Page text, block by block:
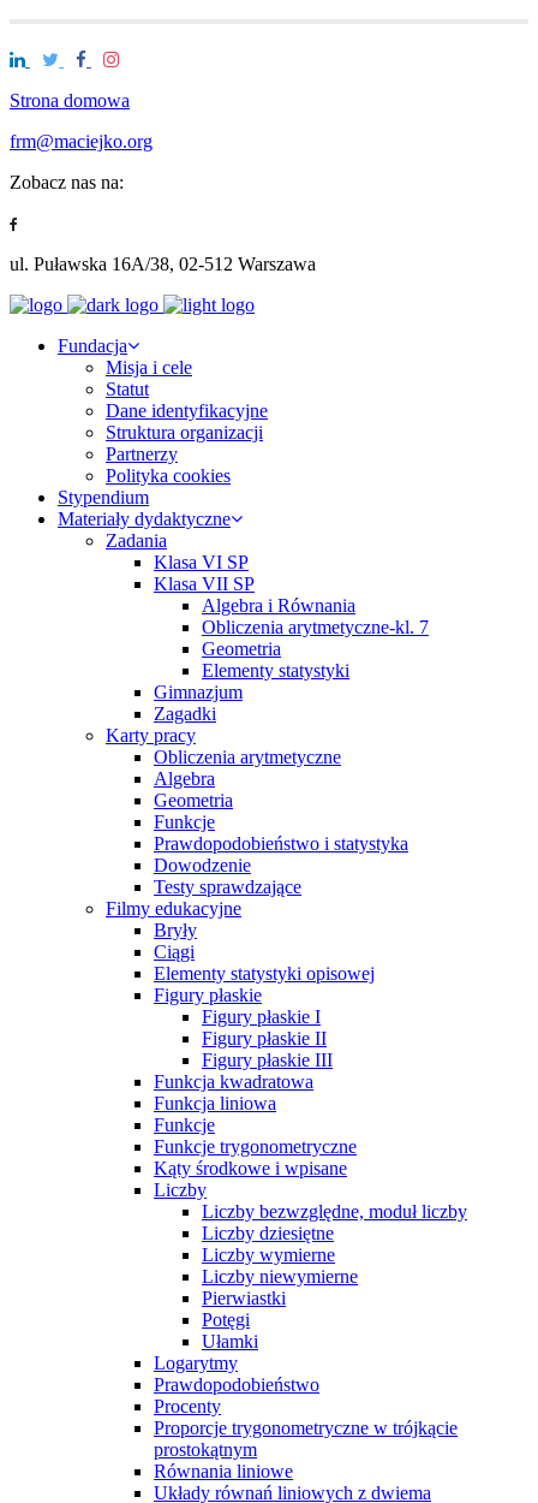
Strona domowa
frm@maciejko.org
Zobacz nas na:
ul. Puławska 16A/38, 02-512 Warszawa
Fundacja
Misja i cele
Statut
Dane identyfikacyjne
Struktura organizacji
Partnerzy
Polityka cookies
Stypendium
Materiały dydaktyczne
Zadania
Klasa VI SP
Klasa VII SP
Algebra i Równania
Obliczenia arytmetyczne-kl. 7
Geometria
Elementy statystyki
Gimnazjum
Zagadki
Karty pracy
Obliczenia arytmetyczne
Algebra
Geometria
Funkcje
Prawdopodobieństwo i statystyka
Dowodzenie
Testy sprawdzające
Filmy edukacyjne
Bryły
Ciągi
Elementy statystyki opisowej
Figury płaskie
Figury płaskie I
Figury płaskie II
Figury płaskie III
Funkcja kwadratowa
Funkcja liniowa
Funkcje
Funkcje trygonometryczne
Kąty środkowe i wpisane
Liczby
Liczby bezwzględne, moduł liczby
Liczby dziesiętne
Liczby wymierne
Liczby niewymierne
Pierwiastki
Potęgi
Ułamki
Logarytmy
Prawdopodobieństwo
Procenty
Proporcje trygonometryczne w trójkącie
prostokątnym
Równania liniowe
Układy równań liniowych z dwiema